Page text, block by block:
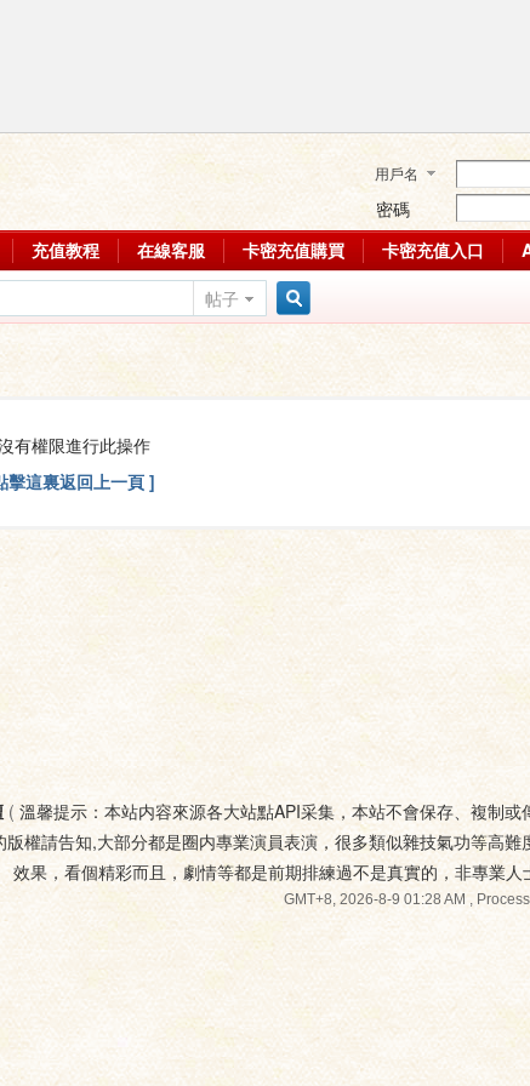
用戶名
密碼
充值教程 在線客服 卡密充值購買 卡密充值入口
帖子
有權限進行此操作
擊這裏返回上一頁 ]
( 溫馨提示：本站内容來源各大站點API采集，本站不會保存、複制
權請告知,大部分都是圈内專業演員表演，很多類似雜技氣功等高
效果，看個精彩而且，劇情等都是前期排練過不是真實的，非專業
GMT+8, 2026-8-9 01:28 AM,